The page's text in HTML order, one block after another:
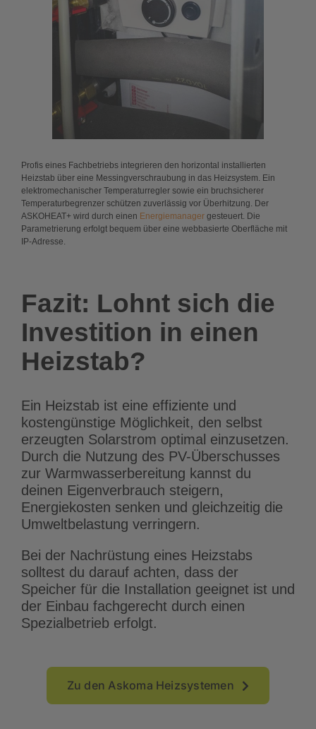
Profis eines Fachbetriebs integrieren den horizontal installierten
Heizstab über eine Messingverschraubung in das Heizsystem. Ein
elektromechanischer Temperaturregler sowie ein bruchsicherer
Temperaturbegrenzer schützen zuverlässig vor Überhitzung. Der
ASKOHEAT+ wird durch einen Energiemanager gesteuert. Die
Parametrierung erfolgt bequem über eine webbasierte Oberfläche mit
IP-Adresse.
Fazit: Lohnt sich die
Investition in einen
Heizstab?
Ein Heizstab ist eine effiziente und
kostengünstige Möglichkeit, den selbst
erzeugten Solarstrom optimal einzusetzen.
Durch die Nutzung des PV-Überschusses
zur Warmwasserbereitung kannst du
deinen Eigenverbrauch steigern,
Energiekosten senken und gleichzeitig die
Umweltbelastung verringern.
Bei der Nachrüstung eines Heizstabs
solltest du darauf achten, dass der
Speicher für die Installation geeignet ist und
der Einbau fachgerecht durch einen
Spezialbetrieb erfolgt.
Zu den Askoma Heizsystemen